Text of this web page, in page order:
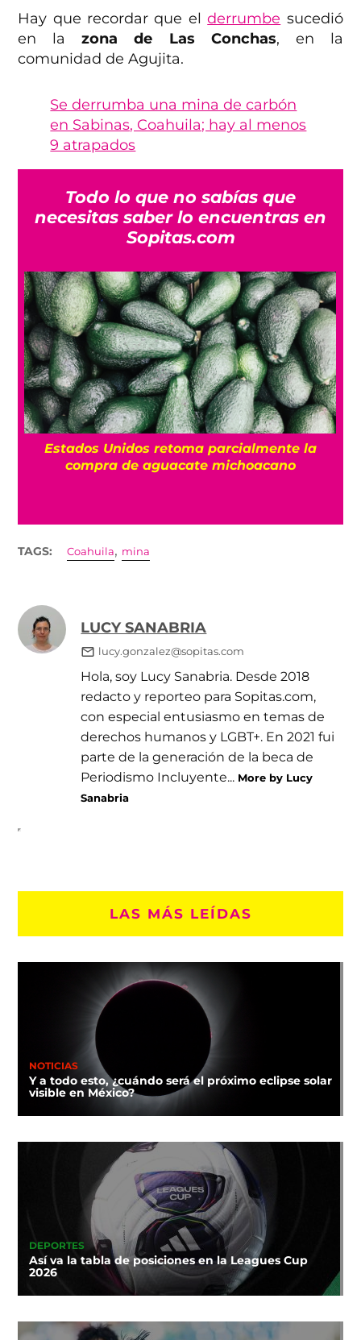
Hay que recordar que elderrumbe sucedió
en lazona de Las Conchas, en la
comunidad de Agujita.
Se derrumba una mina de carbón
en Sabinas, Coahuila; hay al menos
9 atrapados
Todo lo que no sabías que
necesitas saber lo encuentras en
Sopitas.com
Estados Unidos retoma parcialmente la
compra de aguacate michoacano
TAGS: Coahuila, mina
LUCY SANABRIA
lucy.gonzalez@sopitas.com
Hola, soy Lucy Sanabria. Desde 2018
redacto y reporteo para Sopitas.com,
con especial entusiasmo en temas de
derechos humanos y LGBT+. En 2021 fui
parte de la generación de la beca de
Periodismo Incluyente... More by Lucy
Sanabria
LAS MÁS LEÍDAS
NOTICIAS
Y a todo esto, ¿cuándo será el próximo eclipse solar
visible en México?
DEPORTES
Así va la tabla de posiciones en la Leagues Cup
2026